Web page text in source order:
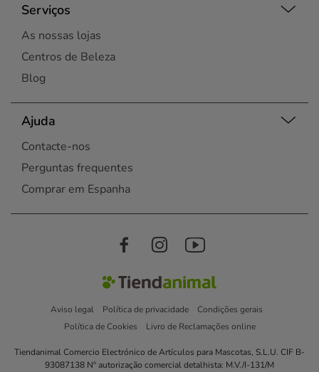
Serviços
As nossas lojas
Centros de Beleza
Blog
Ajuda
Contacte-nos
Perguntas frequentes
Comprar em Espanha
Aviso legal Política de privacidade
Condições gerais
Política de Cookies
Livro de Reclamações online
Tiendanimal Comercio Electrónico de Artículos para Mascotas, S.L.U. CIF B-
93087138 Nº autorização comercial detalhista: M.V./I-131/M